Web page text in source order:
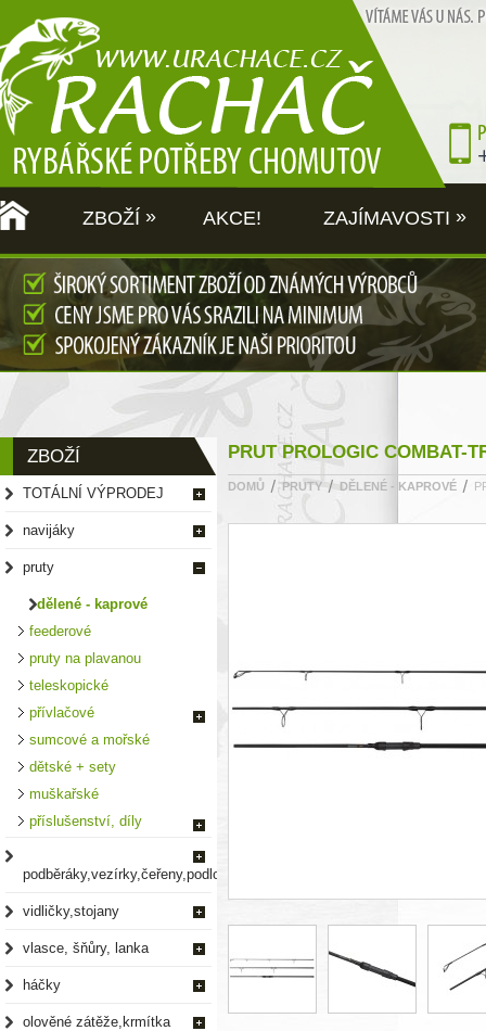
ZBOŽÍ » AKCE! ZAJÍMAVOSTI »
ZBOŽÍ
TOTÁLNÍ VÝPRODEJ
navijáky
pruty
dělené - kaprové
feederové
pruty na plavanou
teleskopické
přívlačové
sumcové a mořské
dětské + sety
muškařské
příslušenství, díly
podběráky,vezírky,čeřeny,podložky
vidličky,stojany
vlasce, šňůry, lanka
háčky
olověné zátěže,krmítka
PRUT PROLOGIC COMBAT-
DOMŮ PRUTY DĚLENÉ - KAPROVÉ